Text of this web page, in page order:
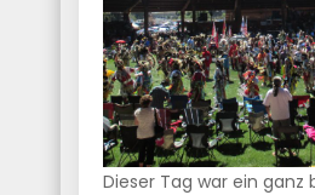
Dieser Tag war ein ganz